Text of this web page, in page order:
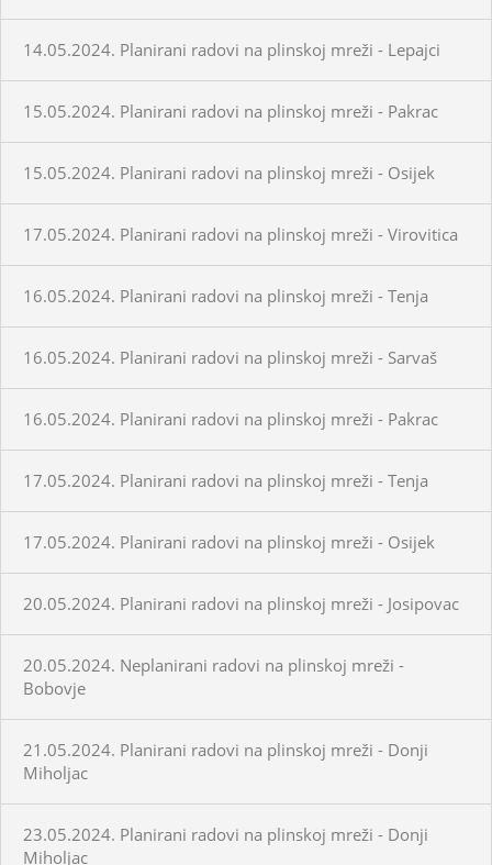
14.05.2024. Planirani radovi na plinskoj mreži - Lepajci
15.05.2024. Planirani radovi na plinskoj mreži - Pakrac
15.05.2024. Planirani radovi na plinskoj mreži - Osijek
17.05.2024. Planirani radovi na plinskoj mreži - Virovitica
16.05.2024. Planirani radovi na plinskoj mreži - Tenja
16.05.2024. Planirani radovi na plinskoj mreži - Sarvaš
16.05.2024. Planirani radovi na plinskoj mreži - Pakrac
17.05.2024. Planirani radovi na plinskoj mreži - Tenja
17.05.2024. Planirani radovi na plinskoj mreži - Osijek
20.05.2024. Planirani radovi na plinskoj mreži - Josipovac
20.05.2024. Neplanirani radovi na plinskoj mreži -
Bobovje
21.05.2024. Planirani radovi na plinskoj mreži - Donji
Miholjac
23.05.2024. Planirani radovi na plinskoj mreži - Donji
Miholjac